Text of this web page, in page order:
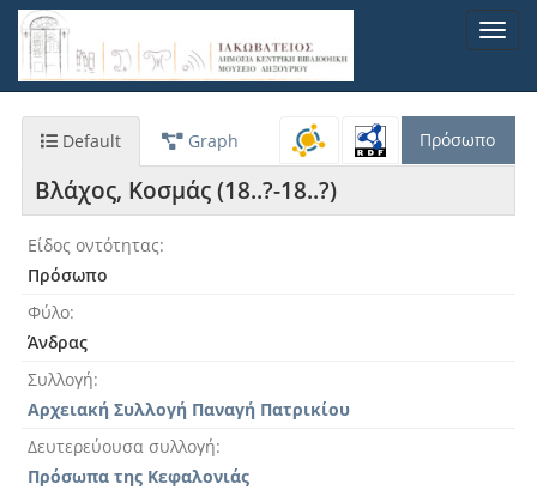
Παράκαμψη
προς
κυρίως
Default Graph Πρόσωπο
Βλάχος, Κοσμάς (18..?-18..?)
Είδος οντότητας
Πρόσωπο
Φύλο
Άνδρας
Συλλογή
Αρχειακή Συλλογή Παναγή Πατρικίου
Δευτερεύουσα συλλογή
Πρόσωπα της Κεφαλονιάς